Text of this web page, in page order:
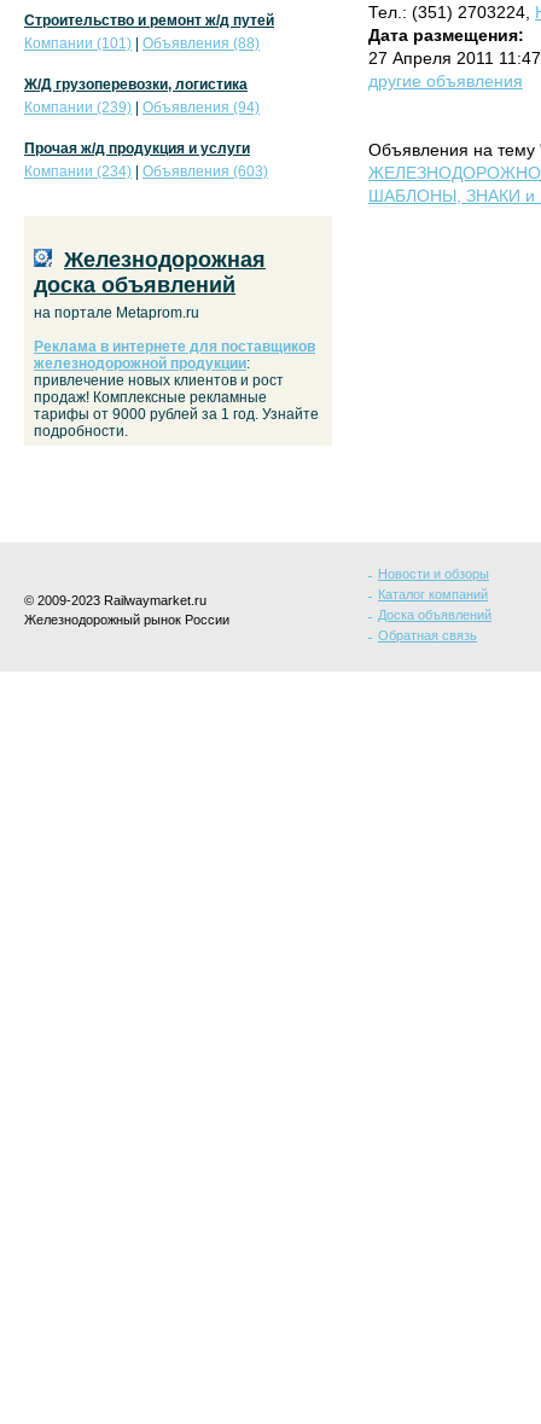
Тел.: (351) 2703224,
Дата размещения:
27 Апреля 2011
другие объявления
Объявления на тему
ШАБЛОНЫ, ЗНАКИ и
Строительство и ремонт ж/д путей
Компании (101)
Объявления (88)
Ж/Д грузоперевозки, логистика
Компании (239)
Объявления (94)
Прочая ж/д продукция и услуги
Компании (234)
Объявления (603)
Железнодорожная
доска объявлений
на портале Metaprom.ru
Реклама в интернете для поставщиков
железнодорожной продукции:
привлечение новых клиентов и рост
продаж! Комплексные рекламные
тарифы от 9000 рублей за 1 год. Узнайте
подробности.
© 2009-2023 Railwaymarket.ru
Железнодорожный рынок России
Новости и обзоры
Каталог компаний
Доска объявлений
Обратная связь